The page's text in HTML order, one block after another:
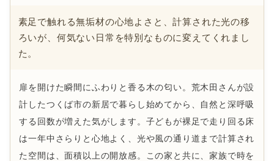
素足で触れる無垢材の心地よさと、計算された光の移
ろいが、何気ない日常を特別なものに変えてくれまし
た。
扉を開けた瞬間にふわりと香る木の匂い。荒木田さんが設
計したつくば市の新居で暮らし始めてから、自然と深呼吸
する回数が増えた気がします。子どもが裸足で走り回る床
は一年中さらりと心地よく、光や風の通り道まで計算され
た空間は、面積以上の開放感。この家と共に、家族で時を